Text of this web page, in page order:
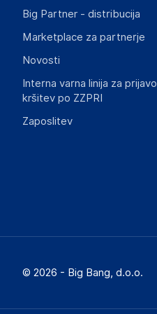
Big Partner - distribucija
Marketplace za partnerje
Novosti
Interna varna linija za prijavo
kršitev po ZZPRI
Zaposlitev
© 2026 - Big Bang, d.o.o.